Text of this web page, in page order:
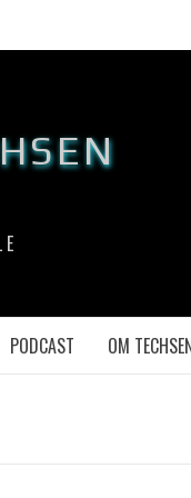
PODCAST OM